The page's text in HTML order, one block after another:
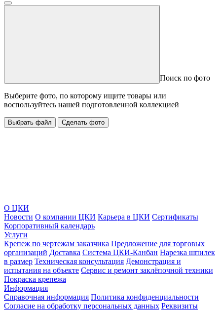
Поиск по фото
Выберите фото, по которому ищите товары или
воспользуйтесь нашей подготовленной коллекцией
Выбрать файл Сделать фото
О ЦКИ
Новости О компании ЦКИ Карьера в ЦКИ Сертификаты
Корпоративный календарь
Услуги
Крепеж по чертежам заказчика Предложение для торговых
организаций Доставка Система ЦКИ-Канбан Нарезка шпилек
в размер Техническая консультация Демонстрация и
испытания на объекте Сервис и ремонт заклёпочной техники
Покраска крепежа
Информация
Справочная информация Политика конфиденциальности
Согласие на обработку персональных данных Реквизиты